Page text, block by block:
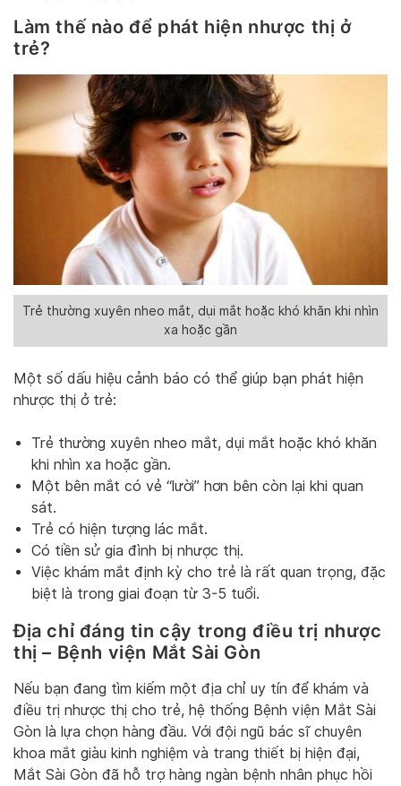
Làm thế nào để phát hiện nhược thị ở
trẻ?
Trẻ thường xuyên nheo mắt, dụi mắt hoặc khó khăn khi nhìn
xa hoặc gần
Một số dấu hiệu cảnh báo có thể giúp bạn phát hiện
nhược thị ở trẻ:
Trẻ thường xuyên nheo mắt, dụi mắt hoặc khó khăn
khi nhìn xa hoặc gần.
Một bên mắt có vẻ “lười” hơn bên còn lại khi quan
sát.
Trẻ có hiện tượng lác mắt.
Có tiền sử gia đình bị nhược thị.
Việc khám mắt định kỳ cho trẻ là rất quan trọng, đặc
biệt là trong giai đoạn từ 3-5 tuổi.
Địa chỉ đáng tin cậy trong điều trị nhược
thị – Bệnh viện Mắt Sài Gòn
Nếu bạn đang tìm kiếm một địa chỉ uy tín để khám và
điều trị nhược thị cho trẻ, hệ thống Bệnh viện Mắt Sài
Gòn là lựa chọn hàng đầu. Với đội ngũ bác sĩ chuyên
khoa mắt giàu kinh nghiệm và trang thiết bị hiện đại,
Mắt Sài Gòn đã hỗ trợ hàng ngàn bệnh nhân phục hồi